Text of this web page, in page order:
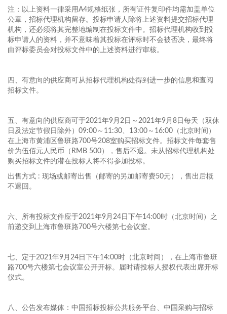
注：以上资料一律采用A4规格纸张，所有证件复印件均需加盖单位
公章，招标代理机构留存。投标申请人除将上述资料提交招标代理
机构，还必须将其完整地编制在投标文件中。招标代理机构收到投
标申请人的资料，并不意味着其投标在评标时不会被否决，最终将
由评标委员会对投标文件中的上述资料进行审核。
四、有意向的供应商可从招标代理机构处得到进一步的信息和查阅
招标文件。
五、有意向的供应商可于2021年9月2日～2021年9月8日每天（双休
日及法定节假日除外）09:00～11:30、13:00～16:00（北京时间）
在上海市黄浦区鲁班路700号208室购买招标文件。招标文件每套售
价为伍佰元人民币（RMB 500），售后不退。未从招标代理机构处
购买招标文件的潜在投标人将不得参加投标。
出售方式 : 现场或邮寄出售（邮寄的另加邮寄费50元），售出后概
不退回。
六、所有投标文件应于2021年9月24日下午14:00时（北京时间）之
前递交到上海市鲁班路700号六楼第七会议室。
七、定于2021年9月24日下午14:00时（北京时间），在上海市鲁班
路700号六楼第七会议室公开开标。届时请投标人授权代表出席开标
仪式。
八、公告发布媒体：中国招标投标公共服务平台、中国采购与招标